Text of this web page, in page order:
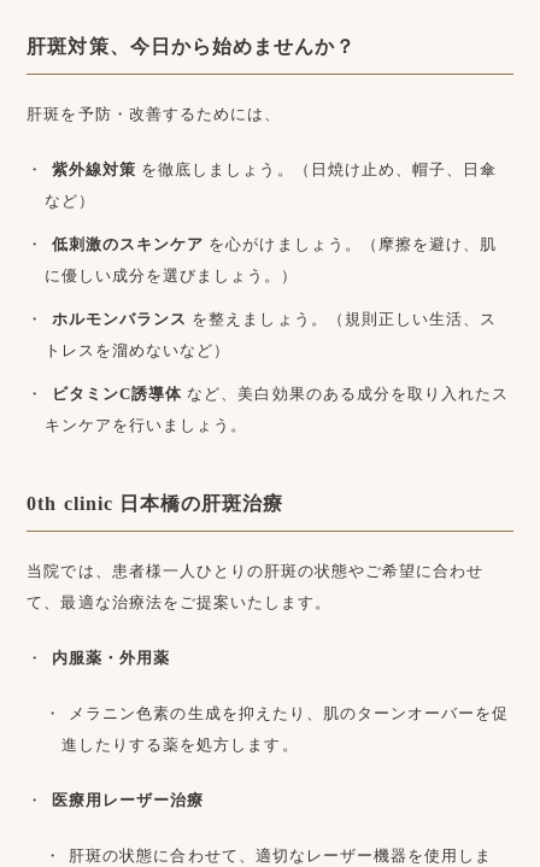
肝斑対策、今日から始めませんか？
肝斑を予防・改善するためには、
紫外線対策 を徹底しましょう。（日焼け止め、帽子、日傘
など）
低刺激のスキンケア を心がけましょう。（摩擦を避け、肌
に優しい成分を選びましょう。）
ホルモンバランス を整えましょう。（規則正しい生活、ス
トレスを溜めないなど）
ビタミンC誘導体 など、美白効果のある成分を取り入れたス
キンケアを行いましょう。
0th clinic 日本橋の肝斑治療
当院では、患者様一人ひとりの肝斑の状態やご希望に合わせ
て、最適な治療法をご提案いたします。
内服薬・外用薬
メラニン色素の生成を抑えたり、肌のターンオーバーを促
進したりする薬を処方します。
医療用レーザー治療
肝斑の状態に合わせて、適切なレーザー機器を使用しま